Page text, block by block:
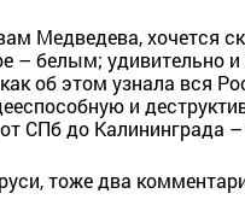
Медведева, хочется
– белым; удивительно и
об этом узнала вся
и
СПб до Калининграда
тоже два